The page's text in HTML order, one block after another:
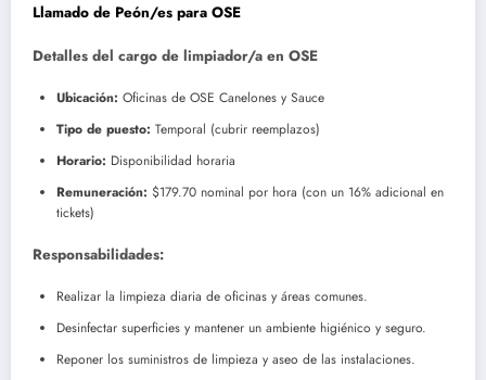
Llamado de Peón/es para OSE
Detalles del cargo de limpiador/a en OSE
Ubicación: Oficinas de OSE Canelones y Sauce
Tipo de puesto: Temporal (cubrir reemplazos)
Horario: Disponibilidad horaria
Remuneración: $179.70 nominal por hora (con un 16% adicional en
tickets)
Responsabilidades:
Realizar la limpieza diaria de oficinas y áreas comunes.
Desinfectar superficies y mantener un ambiente higiénico y seguro.
Reponer los suministros de limpieza y aseo de las instalaciones.